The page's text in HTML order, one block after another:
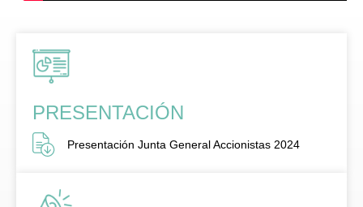
PRESENTACIÓN
Presentación Junta General Accionistas 2024